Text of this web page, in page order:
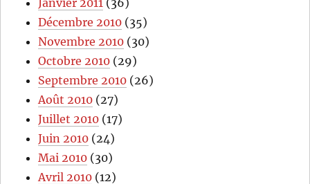
Janvier 2011 (36)
Décembre 2010 (35)
Novembre 2010 (30)
Octobre 2010 (29)
Septembre 2010 (26)
Août 2010 (27)
Juillet 2010 (17)
Juin 2010 (24)
Mai 2010 (30)
Avril 2010 (12)